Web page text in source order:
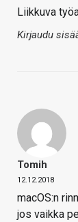
Liikkuva
Kirjaudu
Tomih
12.12.2018
macOS:n
jos vaikka